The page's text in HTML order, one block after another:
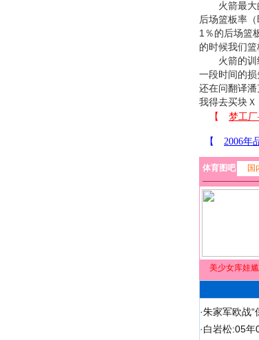
火箭最大的
后场篮板率
1％的后场篮
的时候我们
火箭的训练
一段时间的
还在问翻译
我得去买块Ｘ
体育图吧 国
美少女库娃
·朱家军欧战“
·白岩松:05年